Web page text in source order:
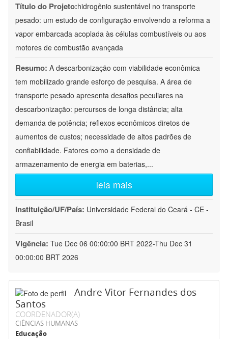
Título do Projeto:hidrogênio sustentável no transporte
pesado: um estudo de configuração envolvendo a reforma a
vapor embarcada acoplada às células combustíveis ou aos
motores de combustão avançada
Resumo: A descarbonização com viabilidade econômica
tem mobilizado grande esforço de pesquisa. A área de
transporte pesado apresenta desafios peculiares na
descarbonização: percursos de longa distância; alta
demanda de potência; reflexos econômicos diretos de
aumentos de custos; necessidade de altos padrões de
confiabilidade. Fatores como a densidade de
armazenamento de energia em baterias,...
leia mais
Instituição/UF/País: Universidade Federal do Ceará - CE -
Brasil
Vigência: Tue Dec 06 00:00:00 BRT 2022-Thu Dec 31
00:00:00 BRT 2026
Andre Vitor Fernandes dos
Santos
COORDENADOR(A)
CIÊNCIAS HUMANAS
Educação